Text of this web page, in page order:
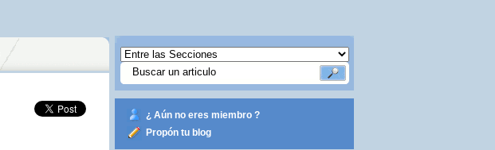
¿ Aún no eres miembro ?
Propón tu blog